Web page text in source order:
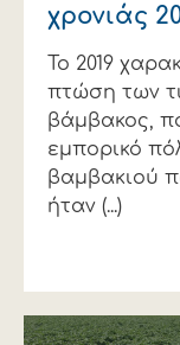
χρονιάς
Το 2019
πτώση των
βάμβακος,
εμπορικό
βαμβακιού
ήταν (...)